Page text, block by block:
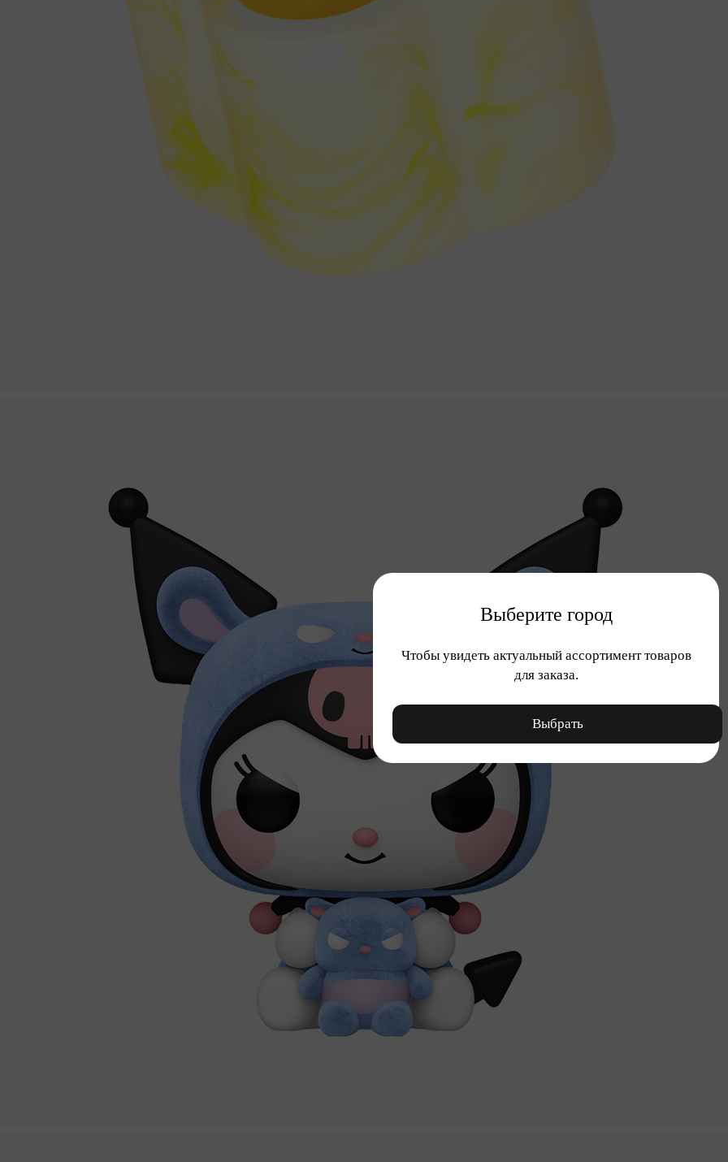
Выберите город
Чтобы увидеть актуальный ассортимент товаров
для заказа.
Выбрать